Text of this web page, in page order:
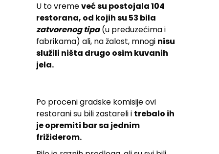
U to vremeveć su postojala 104
restorana, od kojih su 53 bila
zatvorenog tipa(u preduzećima i
fabrikama) ali, na žalost, mnogi nisu
služili ništa drugo osim kuvanih
jela.
Po proceni gradske komisije ovi
restorani su bili zastareli i trebalo ih
je opremiti bar sa jednim
frižiderom.